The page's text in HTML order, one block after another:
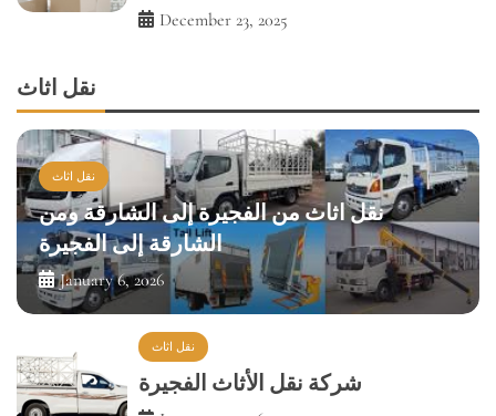
نقل اثاث
نقل اثاث من الفجيرة إلى الشارقة ومن
الشارقة إلى الفجيرة
January 6, 2026
نقل اثاث
شركة نقل الأثاث الفجيرة
January 4, 2026